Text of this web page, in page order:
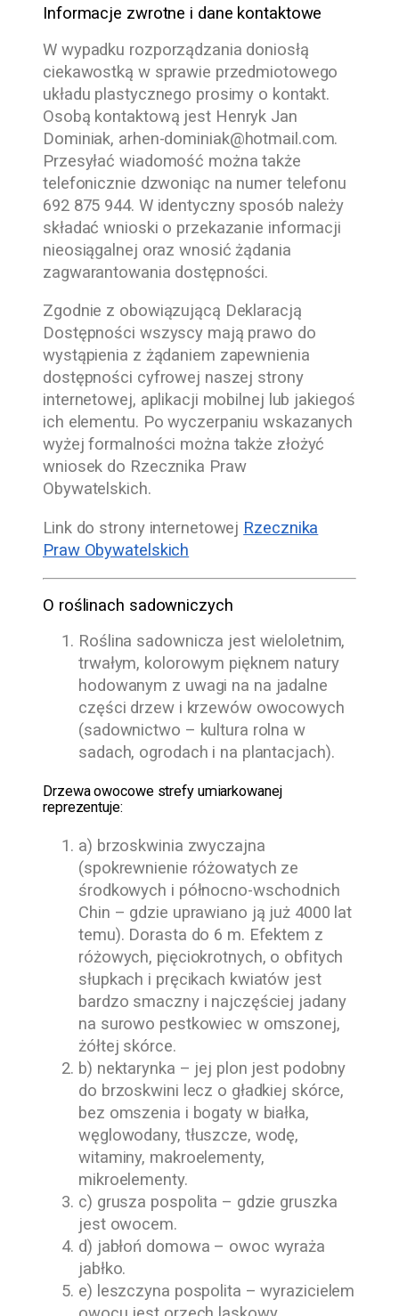
Informacje zwrotne i dane kontaktowe
W wypadku rozporządzania doniosłą
ciekawostką w sprawie przedmiotowego
układu plastycznego prosimy o kontakt.
Osobą kontaktową jest Henryk Jan
Dominiak, arhen-dominiak@hotmail.com.
Przesyłać wiadomość można także
telefonicznie dzwoniąc na numer telefonu
692 875 944. W identyczny sposób należy
składać wnioski o przekazanie informacji
nieosiągalnej oraz wnosić żądania
zagwarantowania dostępności.
Zgodnie z obowiązującą Deklaracją
Dostępności wszyscy mają prawo do
wystąpienia z żądaniem zapewnienia
dostępności cyfrowej naszej strony
internetowej, aplikacji mobilnej lub jakiegoś
ich elementu. Po wyczerpaniu wskazanych
wyżej formalności można także złożyć
wniosek do Rzecznika Praw
Obywatelskich.
Link do strony internetowej Rzecznika
Praw Obywatelskich
O roślinach sadowniczych
Roślina sadownicza jest wieloletnim,
trwałym, kolorowym pięknem natury
hodowanym z uwagi na na jadalne
części drzew i krzewów owocowych
(sadownictwo – kultura rolna w
sadach, ogrodach i na plantacjach).
Drzewa owocowe strefy umiarkowanej
reprezentuje:
a) brzoskwinia zwyczajna
(spokrewnienie różowatych ze
środkowych i północno-wschodnich
Chin – gdzie uprawiano ją już 4000 lat
temu). Dorasta do 6 m. Efektem z
różowych, pięciokrotnych, o obfitych
słupkach i pręcikach kwiatów jest
bardzo smaczny i najczęściej jadany
na surowo pestkowiec w omszonej,
żółtej skórce.
b) nektarynka – jej plon jest podobny
do brzoskwini lecz o gładkiej skórce,
bez omszenia i bogaty w białka,
węglowodany, tłuszcze, wodę,
witaminy, makroelementy,
mikroelementy.
c) grusza pospolita – gdzie gruszka
jest owocem.
d) jabłoń domowa – owoc wyraża
jabłko.
e) leszczyna pospolita – wyrazicielem